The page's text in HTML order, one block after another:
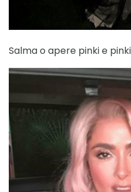
Salma o apere pinki e pinki